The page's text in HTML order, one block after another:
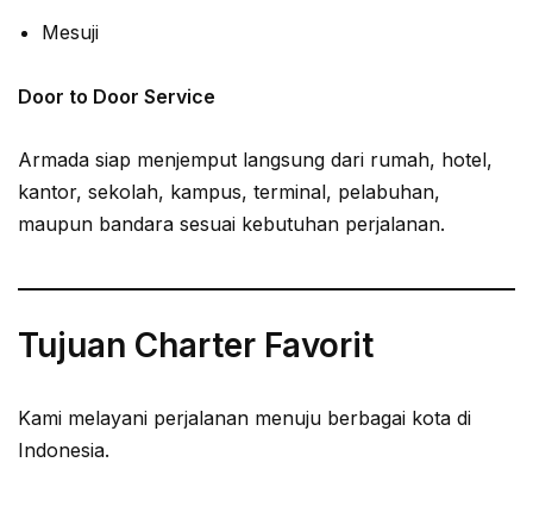
Mesuji
Door to Door Service
Armada siap menjemput langsung dari rumah, hotel,
kantor, sekolah, kampus, terminal, pelabuhan,
maupun bandara sesuai kebutuhan perjalanan.
Tujuan Charter Favorit
Kami melayani perjalanan menuju berbagai kota di
Indonesia.